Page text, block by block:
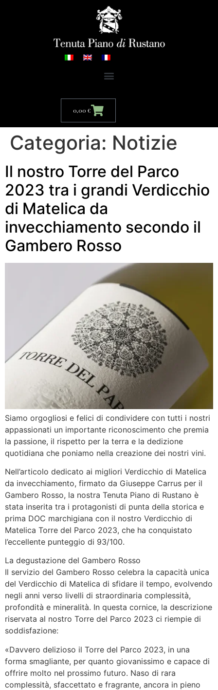
0,00 €
Categoria: Notizie
Il nostro Torre del Parco
2023 tra i grandi Verdicchio
di Matelica da
invecchiamento secondo il
Gambero Rosso
Siamo orgogliosi e felici di condividere con tutti i nostri
appassionati un importante riconoscimento che premia
la passione, il rispetto per la terra e la dedizione
quotidiana che poniamo nella creazione dei nostri vini.
Nell’articolo dedicato ai migliori Verdicchio di Matelica
da invecchiamento, firmato da Giuseppe Carrus per il
Gambero Rosso, la nostra Tenuta Piano di Rustano è
stata inserita tra i protagonisti di punta della storica e
prima DOC marchigiana con il nostro Verdicchio di
Matelica Torre del Parco 2023, che ha conquistato
l’eccellente punteggio di 93/100.
La degustazione del Gambero Rosso
Il servizio del Gambero Rosso celebra la capacità unica
del Verdicchio di Matelica di sfidare il tempo, evolvendo
negli anni verso livelli di straordinaria complessità,
profondità e mineralità. In questa cornice, la descrizione
riservata al nostro Torre del Parco 2023 ci riempie di
soddisfazione:
«Davvero delizioso il Torre del Parco 2023, in una
forma smagliante, per quanto giovanissimo e capace di
offrire molto nel prossimo futuro. Naso di rara
complessità, sfaccettato e fragrante, ancora in pieno